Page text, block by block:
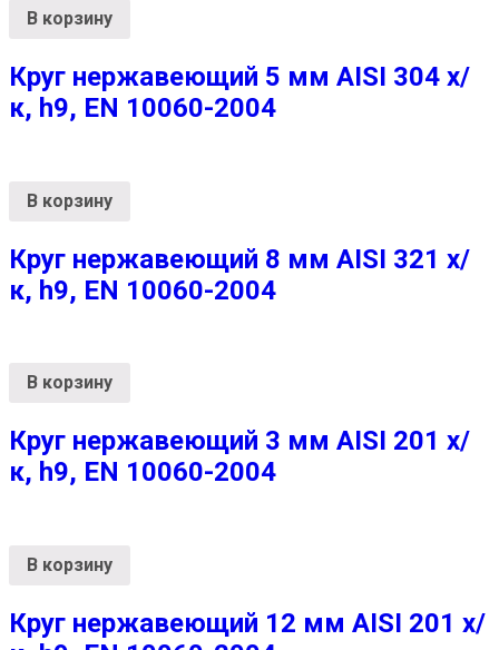
В корзину
Круг нержавеющий 5 мм AISI 304 х/
к, h9, EN 10060-2004
В корзину
Круг нержавеющий 8 мм AISI 321 х/
к, h9, EN 10060-2004
В корзину
Круг нержавеющий 3 мм AISI 201 х/
к, h9, EN 10060-2004
В корзину
Круг нержавеющий 12 мм AISI 201 х/